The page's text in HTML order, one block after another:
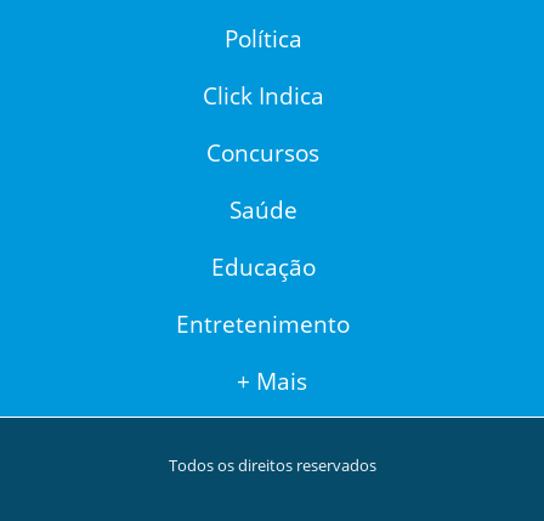
Política
Click Indica
Concursos
Saúde
Educação
Entretenimento
+ Mais
Todos os direitos reservados